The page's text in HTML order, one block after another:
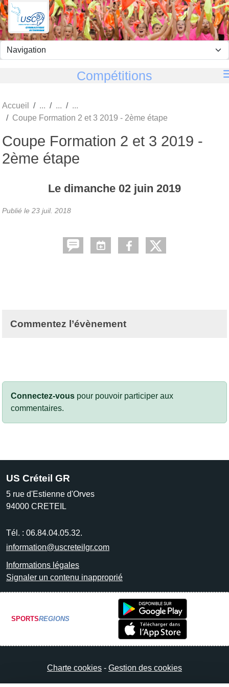
Compétitions
Accueil
Coupe Formation 2 et 3 2019 - 2ème étape
Coupe Formation 2 et 3 2019 -
2ème étape
Le dimanche 02 juin 2019
Publié le 23 juil. 2018
Commentez l’évènement
Connectez-vous pour pouvoir participer aux
commentaires.
US Créteil GR
5 rue d'Estienne d'Orves
94000 CRETEIL
Tél. : 06.84.04.05.32.
information@uscreteilgr.com
Informations légales
Signaler un contenu inapproprié
SPORTSREGIONS
Charte cookies Gestion des cookies
Panneau de gestion des cookies